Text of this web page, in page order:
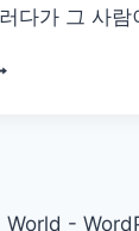
다가 그 사
-